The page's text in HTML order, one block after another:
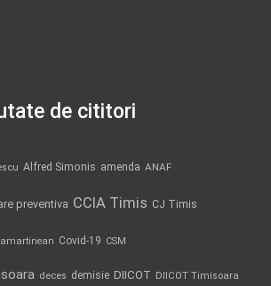
de cititori
Alfred Simonis amenda ANAF
preventiva CCIA Timis CJ Timis
Covid-19 CSM
deces demisie DIICOT DIICOT Timisoara